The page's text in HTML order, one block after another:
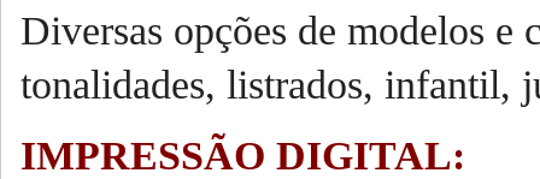
Diversas opções de modelos e
tonalidades, listrados, infantil,
IMPRESSÃO DIGITAL: